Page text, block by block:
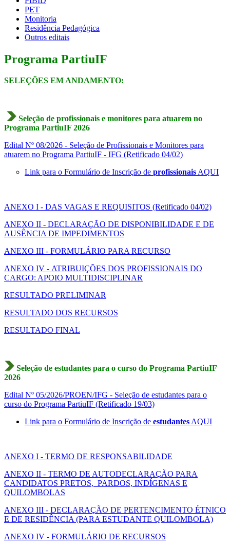
PET
Monitoria
Residência Pedagógica
Outros editais
Programa PartiuIF
SELEÇÕES EM ANDAMENTO:
Seleção de profissionais e monitores para atuarem no
Programa PartiuIF 2026
Edital Nº 08/2026 - Seleção de Profissionais e Monitores para
atuarem no Programa PartiuIF - IFG (Retificado 04/02)
Link para o Formulário de Inscrição de profissionaisAQUI
ANEXO I - DAS VAGAS E REQUISITOS (Retificado 04/02)
ANEXO II - DECLARAÇÃO DE DISPONIBILIDADE E DE
AUSÊNCIA DE IMPEDIMENTOS
ANEXO III - FORMULÁRIO PARA RECURSO
ANEXO IV - ATRIBUIÇÕES DOS PROFISSIONAIS DO
CARGO: APOIO MULTIDISCIPLINAR
RESULTADO PRELIMINAR
RESULTADO DOS RECURSOS
RESULTADO FINAL
Seleção de estudantes para o curso do Programa PartiuIF
2026
Edital Nº 05/2026/PROEN/IFG - Seleção de estudantes para o
curso do Programa PartiuIF (Retificado 19/03)
Link para o Formulário de Inscrição de estudantesAQUI
ANEXO I - TERMO DE RESPONSABILIDADE
ANEXO II - TERMO DE AUTODECLARAÇÃO PARA
CANDIDATOS PRETOS, PARDOS, INDÍGENAS E
QUILOMBOLAS
ANEXO III - DECLARAÇÃO DE PERTENCIMENTO ÉTNICO
E DE RESIDÊNCIA (PARA ESTUDANTE QUILOMBOLA)
ANEXO IV - FORMULÁRIO DE RECURSOS